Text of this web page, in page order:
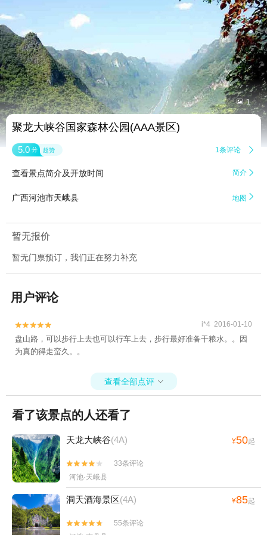
 1
聚龙大峡谷国家森林公园(AAA景区)
5.0 分 超赞 1条评论 
查看景点简介及开放时间 简介 
广西河池市天峨县 地图 
暂无报价
暂无门票预订，我们正在努力补充
用户评论

 i*4 2016-01-10
盘山路，可以步行上去也可以行车上去，步行最好准备干粮水。。因
为真的得走蛮久。。
查看全部点评 
看了该景点的人还看了
天龙大峡谷(4A) ¥50起


33条评论
河池·天峨县
洞天酒海景区(4A) ¥85起


55条评论
